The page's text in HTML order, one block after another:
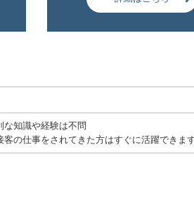
な知識や経験は不問
の仕事をされてきた方はすぐに活躍できま